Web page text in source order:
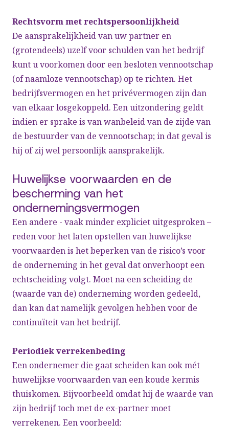
Rechtsvorm met rechtspersoonlijkheid
De aansprakelijkheid van uw partner en
(grotendeels) uzelf voor schulden van het bedrijf
kunt u voorkomen door een besloten vennootschap
(of naamloze vennootschap) op te richten. Het
bedrijfsvermogen en het privévermogen zijn dan
van elkaar losgekoppeld. Een uitzondering geldt
indien er sprake is van wanbeleid van de zijde van
de bestuurder van de vennootschap; in dat geval is
hij of zij wel persoonlijk aansprakelijk.
Huwelijkse voorwaarden en de
bescherming van het
ondernemingsvermogen
Een andere - vaak minder expliciet uitgesproken –
reden voor het laten opstellen van huwelijkse
voorwaarden is het beperken van de risico’s voor
de onderneming in het geval dat onverhoopt een
echtscheiding volgt. Moet na een scheiding de
(waarde van de) onderneming worden gedeeld,
dan kan dat namelijk gevolgen hebben voor de
continuïteit van het bedrijf.
Periodiek verrekenbeding
Een ondernemer die gaat scheiden kan ook mét
huwelijkse voorwaarden van een koude kermis
thuiskomen. Bijvoorbeeld omdat hij de waarde van
zijn bedrijf toch met de ex-partner moet
verrekenen. Een voorbeeld: